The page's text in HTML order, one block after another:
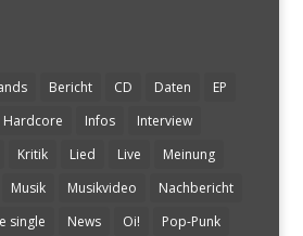
Bericht CD Daten
EP
Hardcore Infos
Interview
Kritik Lied Live
Meinung
Musik Musikvideo
Nachbericht
single News Oi! Pop-Punk